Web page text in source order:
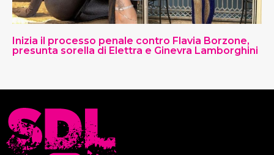
Inizia il processo penale contro Flavia Borzone,
presunta sorella di Elettra e Ginevra Lamborghini